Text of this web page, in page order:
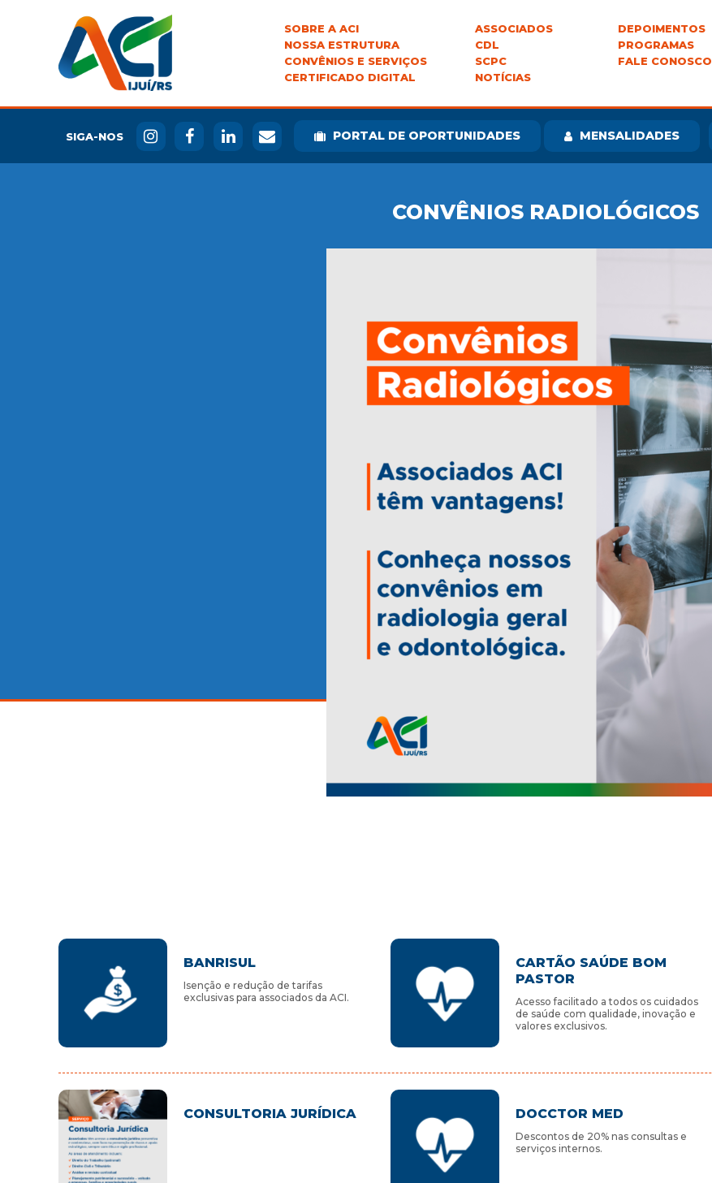
SOBRE A ACI
NOSSA ESTRUTURA
CONVÊNIOS E SERVIÇOS
CERTIFICADO DIGITAL
ASSOCIADOS
CDL
SCPC
NOTÍCIAS
DEPOIMENTOS
PROGRAMAS
FALE CONOSCO
SIGA-NOS PORTAL DE OPORTUNIDADES MENSALIDADES
CONVÊNIOS RADIOLÓGICOS
BANRISUL
Isenção e redução de tarifas
exclusivas para associados da ACI.
CARTÃO SAÚDE BOM
PASTOR
Acesso facilitado a todos os cuidados
de saúde com qualidade, inovação e
valores exclusivos.
CONSULTORIA JURÍDICA DOCCTOR MED
Descontos de 20% nas consultas e
serviços internos.